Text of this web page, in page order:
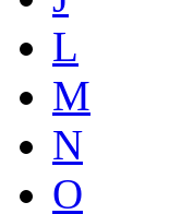
L
M
N
O